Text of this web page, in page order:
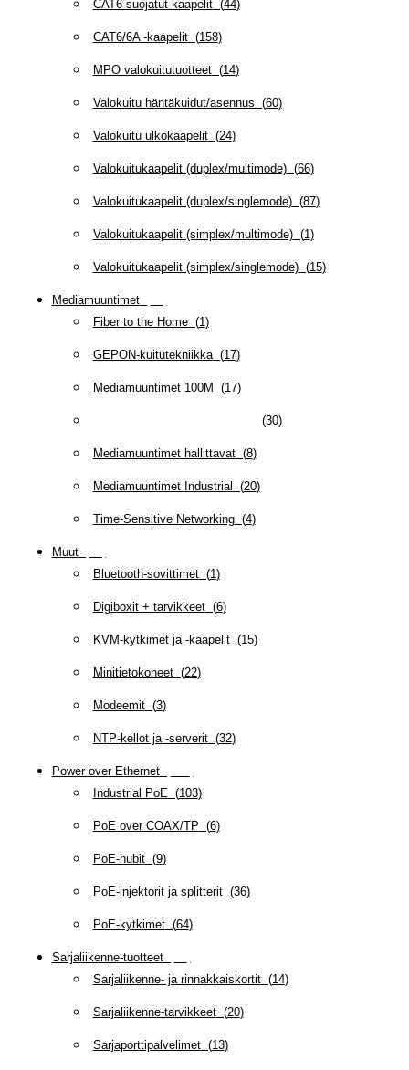
CAT6 suojatut kaapelit(44)
CAT6/6A -kaapelit(158)
MPO valokuitutuotteet(14)
Valokuitu häntäkuidut/asennus (60)
Valokuitu ulkokaapelit(24)
Valokuitukaapelit (duplex/multimode)(66)
Valokuitukaapelit (duplex/singlemode)(87)
Valokuitukaapelit (simplex/multimode)(1)
Valokuitukaapelit (simplex/singlemode)(15)
Mediamuuntimet(
Fiber to the Home(1)
GEPON-kuitutekniikka(17)
Mediamuuntimet 100M (17)
(30)
Mediamuuntimet hallittavat(8)
Mediamuuntimet Industrial (20)
Time-Sensitive Networking(4)
Muut(
Bluetooth-sovittimet(1)
Digiboxit + tarvikkeet(6)
KVM-kytkimet ja -kaapelit(15)
Minitietokoneet(22)
Modeemit(3)
NTP-kellot ja -serverit(32)
Power over Ethernet(
Industrial PoE(103)
PoE over COAX/TP (6)
PoE-hubit(9)
PoE-injektorit ja splitterit(36)
PoE-kytkimet(64)
Sarjaliikenne-tuotteet(
Sarjaliikenne- ja rinnakkaiskortit(14)
Sarjaliikenne-tarvikkeet(20)
Sarjaporttipalvelimet(13)